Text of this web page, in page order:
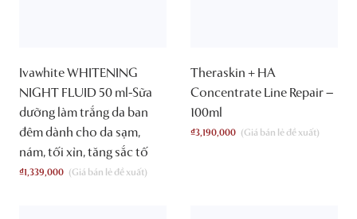
Ivawhite WHITENING
NIGHT FLUID 50 ml-Sữa
dưỡng làm trắng da ban
đêm dành cho da sạm,
nám, tối xỉn, tăng sắc tố
₫1,339,000
Theraskin + HA
Concentrate Line Repair –
100ml
₫3,190,000